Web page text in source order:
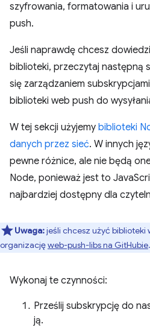
szyfrowania, formatowania i
push.
Jeśli naprawdę chcesz
biblioteki, przeczytaj następną
się zarządzaniem
biblioteki web push do
W tej sekcji użyjemy biblioteki
danych przez sieć. W innych
pewne różnice, ale nie będą
Node, ponieważ jest to
najbardziej dostępny dla
Uwaga:jeśli chcesz użyć biblioteki
organizacjęweb-push-libs na GitHubie.
Wykonaj te czynności:
Prześlij subskrypcję do
ją.